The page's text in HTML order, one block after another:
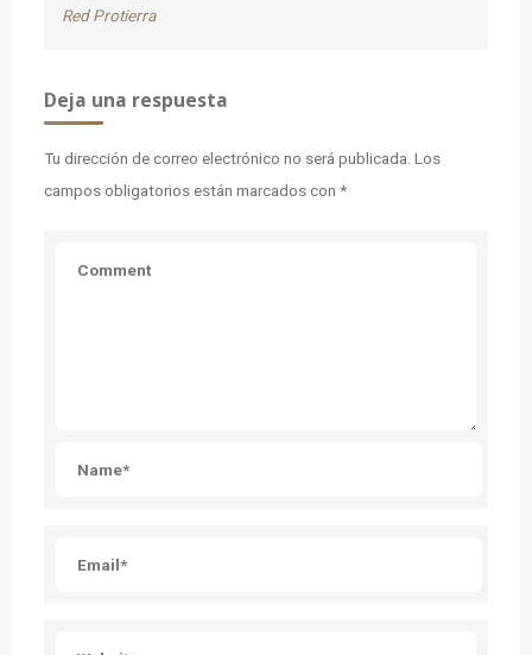
Red Protierra
Deja una respuesta
Tu dirección de correo electrónico no será publicada. Los
campos obligatorios están marcados con *